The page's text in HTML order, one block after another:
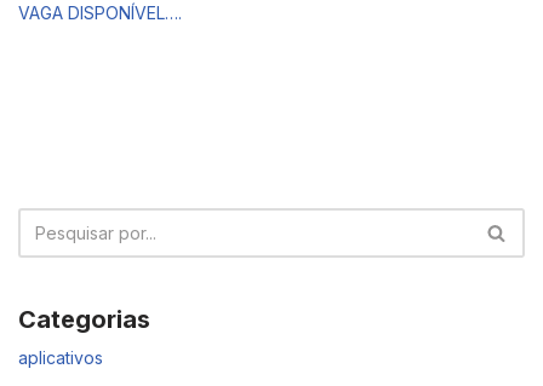
VAGA DISPONÍVEL….
Categorias
aplicativos